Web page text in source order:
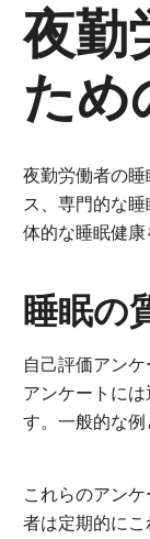
夜勤
ため
夜勤労働者の
ス、専門的な
体的な睡眠健
睡眠の
自己評価アン
アンケートに
す。一般的な例
これらのアン
者は定期的に